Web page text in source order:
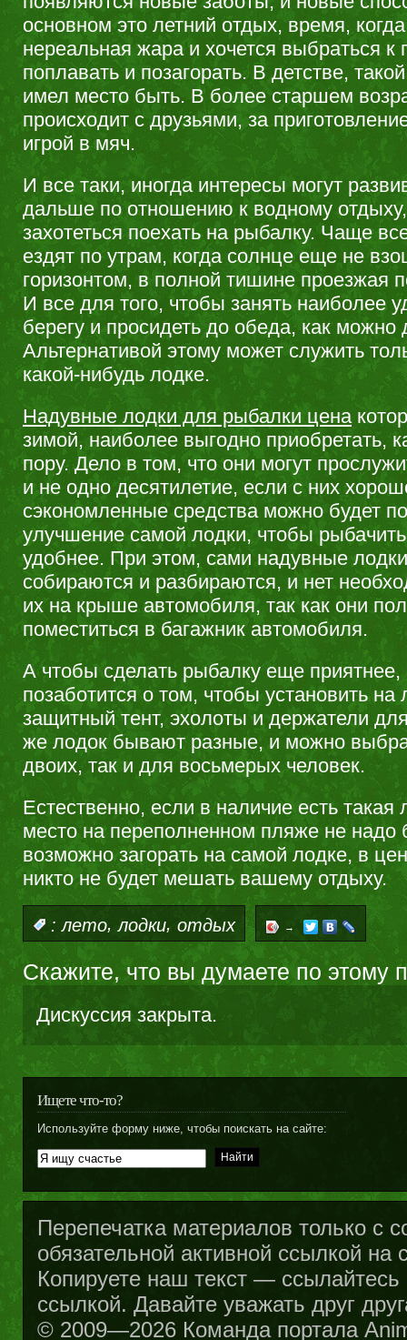
основном это летний отдых, время,
нереальная жара и хочется выбраться к
поплавать и позагорать. В детстве,
имел место быть. В более старшем
происходит с друзьями, за
игрой в мяч.
И все таки, иногда интересы могут
дальше по отношению к водному
захотеться поехать на рыбалку. Чаще
ездят по утрам, когда солнце еще не
горизонтом, в полной тишине проезжая
И все для того, чтобы занять наиболее
берегу и просидеть до обеда, как
Альтернативой этому может служить
какой-нибудь лодке.
Надувные лодки для рыбалки цена
зимой, наиболее выгодно приобретать,
пору. Дело в том, что они могут
и не одно десятилетие, если с них
сэкономленные средства можно будет
улучшение самой лодки, чтобы
удобнее. При этом, сами надувные
собираются и разбираются, и нет
их на крыше автомобиля, так как они
поместиться в багажник автомобиля.
А чтобы сделать рыбалку еще приятнее,
позаботится о том, чтобы установить
защитный тент, эхолоты и держатели
же лодок бывают разные, и можно
двоих, так и для восьмерых человек.
Естественно, если в наличие есть такая
место на переполненном пляже не надо
возможно загорать на самой лодке, в
никто не будет мешать вашему отдыху.
: лето, лодки, отдых →
Скажите, что вы думаете по этому
Дискуссия закрыта.
Ищете что-то?
Используйте форму ниже, чтобы поискать на сайте:
Перепечатка материалов только с
обязательной активной ссылкой на
Копируете наш текст —
ссылкой. Давайте уважать друг
© 2009—2026 Команда портала